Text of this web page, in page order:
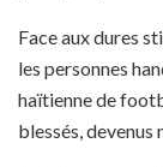
Face aux dures
les personnes
haïtienne de
blessés,